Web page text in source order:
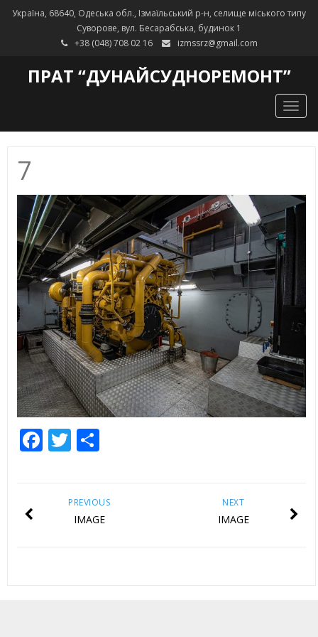
Україна, 68640, Одеська обл., Ізмаїльський р-н, селище міського типу
Суворове, вул. Бесарабська, будинок 1
+38 (048) 708 02 16
izmssrz@gmail.com
ПРАТ “ДУНАЙСУДНОРЕМОНТ”
7
Facebook
Twitter
Share
NEXT
IMAGE
PREVIOUS
IMAGE